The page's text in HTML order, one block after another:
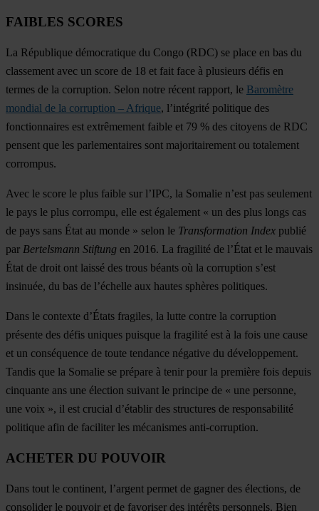
FAIBLES SCORES
La République démocratique du Congo (RDC) se place en bas du
classement avec un score de 18 et fait face à plusieurs défis en
termes de la corruption. Selon notre récent rapport, le Baromètre
mondial de la corruption – Afrique, l’intégrité politique des
fonctionnaires est extrêmement faible et 79 % des citoyens de RDC
pensent que les parlementaires sont majoritairement ou totalement
corrompus.
Avec le score le plus faible sur l’IPC, la Somalie n’est pas seulement
le pays le plus corrompu, elle est également « un des plus longs cas
de pays sans État au monde » selon le Transformation Index publié
par Bertelsmann Stiftung en 2016. La fragilité de l’État et le mauvais
État de droit ont laissé des trous béants où la corruption s’est
insinuée, du bas de l’échelle aux hautes sphères politiques.
Dans le contexte d’États fragiles, la lutte contre la corruption
présente des défis uniques puisque la fragilité est à la fois une cause
et un conséquence de toute tendance négative du développement.
Tandis que la Somalie se prépare à tenir pour la première fois depuis
cinquante ans une élection suivant le principe de « une personne,
une voix », il est crucial d’établir des structures de responsabilité
politique afin de faciliter les mécanismes anti-corruption.
ACHETER DU POUVOIR
Dans tout le continent, l’argent permet de gagner des élections, de
consolider le pouvoir et de favoriser des intérêts personnels. Bien